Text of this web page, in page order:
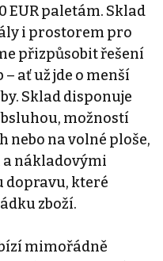
EUR paletám. Sklad
i prostorem pro
přizpůsobit řešení
ať už jde o menší
Sklad disponuje
možností
nebo na volné ploše,
nákladovými
které
zboží.
mimořádně